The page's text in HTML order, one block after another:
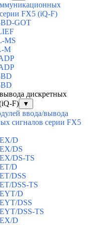
FX5 (iQ-F)
GOT
MS
M
дискретных
F)
▼
ввода/вывода
сигналов серии FX5
D
DS
DS-TS
D
DSS
DSS-TS
D
DSS
DSS-TS
D